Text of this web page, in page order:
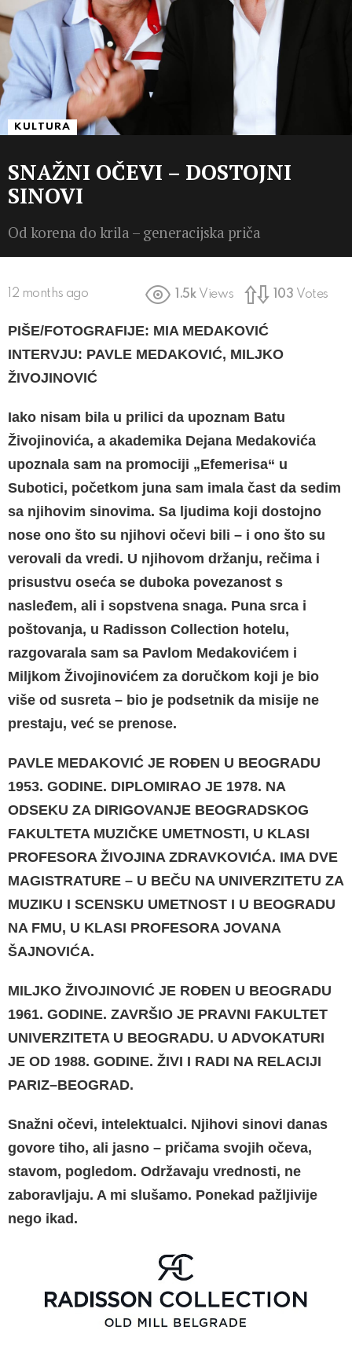
KULTURA
SNAŽNI OČEVI – DOSTOJNI
SINOVI
Od korena do krila – generacijska priča
12 months ago 1.5k Views 103 Votes
PIŠE/FOTOGRAFIJE: MIA MEDAKOVIĆ
INTERVJU: PAVLE MEDAKOVIĆ, MILJKO
ŽIVOJINOVIĆ
Iako nisam bila u prilici da upoznam Batu
Živojinovića, a akademika Dejana Medakovića
upoznala sam na promociji „Efemerisa“ u
Subotici, početkom juna sam imala čast da sedim
sa njihovim sinovima. Sa ljudima koji dostojno
nose ono što su njihovi očevi bili – i ono što su
verovali da vredi. U njihovom držanju, rečima i
prisustvu oseća se duboka povezanost s
nasleđem, ali i sopstvena snaga. Puna srca i
poštovanja, u Radisson Collection hotelu,
razgovarala sam sa Pavlom Medakovićem i
Miljkom Živojinovićem za doručkom koji je bio
više od susreta – bio je podsetnik da misije ne
prestaju, već se prenose.
PAVLE MEDAKOVIĆ JE ROĐEN U BEOGRADU
1953. GODINE. DIPLOMIRAO JE 1978. NA
ODSEKU ZA DIRIGOVANJE BEOGRADSKOG
FAKULTETA MUZIČKE UMETNOSTI, U KLASI
PROFESORA ŽIVOJINA ZDRAVKOVIĆA. IMA DVE
MAGISTRATURE – U BEČU NA UNIVERZITETU ZA
MUZIKU I SCENSKU UMETNOST I U BEOGRADU
NA FMU, U KLASI PROFESORA JOVANA
ŠAJNOVIĆA.
MILJKO ŽIVOJINOVIĆ JE ROĐEN U BEOGRADU
1961. GODINE. ZAVRŠIO JE PRAVNI FAKULTET
UNIVERZITETA U BEOGRADU. U ADVOKATURI
JE OD 1988. GODINE. ŽIVI I RADI NA RELACIJI
PARIZ–BEOGRAD.
Snažni očevi, intelektualci. Njihovi sinovi danas
govore tiho, ali jasno – pričama svojih očeva,
stavom, pogledom. Održavaju vrednosti, ne
zaboravljaju. A mi slušamo. Ponekad pažljivije
nego ikad.